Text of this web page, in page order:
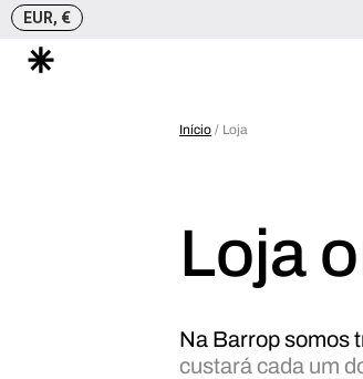
EUR, €
Início / Loja
Loja
Na Barrop somos
custará cada um